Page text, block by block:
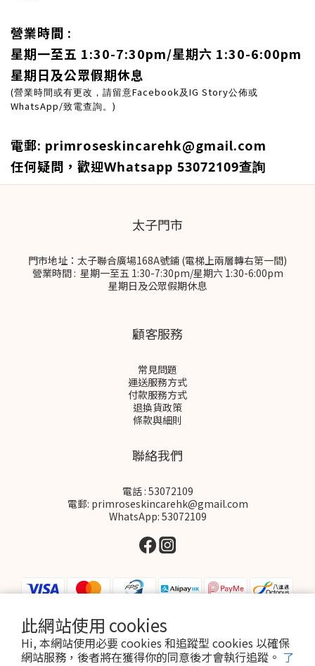
此網站使用 cookies
Hi, 本網站使用必要 cookies 和追蹤型 cookies 以確保
網站服務，後者將在獲得你的同意後才會執行追蹤。 了
營業時間 :
星期一至五 1:30-7:30pm/星期六 1:30-6:00pm
星期日及公眾假期休息
(營業時間或有更改，請留意Facebook及 IG Story公佈或
WhatsApp/致電查詢。 )
電郵: primroseskincarehk@gmail.com
任何疑問，歡迎Whatsapp 53072109查詢
太子門市
門市地址：太子聯合廣場168A號鋪 (電梯上兩層轉右第一間)
營業時間 : 星期一至五 1:30-7:30pm/星期六 1:30-6:00pm
星期日及公眾假期休息
顧客服務
常見問題
運送服務方式
付款服務方式
退換貨政策
條款與細則
聯絡我們
電話 : 53072109
電郵: primroseskincarehk@gmail.com
WhatsApp: 53072109
$HKD 繁體中文